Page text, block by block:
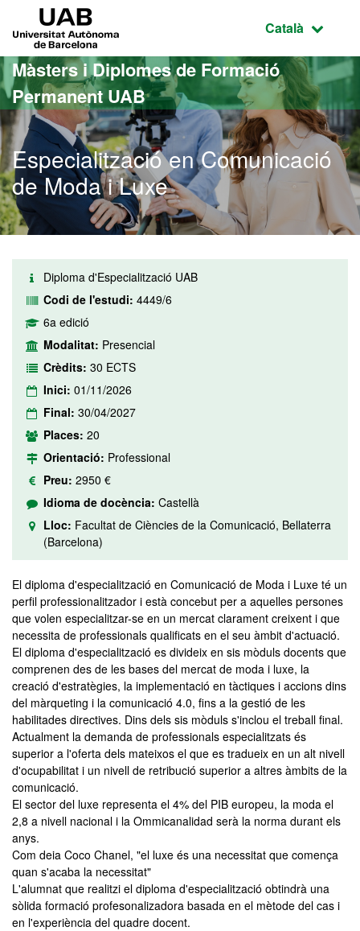
Ves al contingut principal
Ves a la navegació de la pàgina
Idioma
Català
Màsters i Diplomes de Formació
Permanent UAB
Especialització en Comunicació
de Moda i Luxe
Diploma d'Especialització UAB
Codi de l'estudi: 4449/6
6a edició
Modalitat: Presencial
Crèdits: 30 ECTS
Inici: 01/11/2026
Final: 30/04/2027
Places: 20
Orientació: Professional
Preu: 2950 €
Idioma de docència: Castellà
Lloc: Facultat de Ciències de la Comunicació, Bellaterra
(Barcelona)
El diploma d'especialització en Comunicació de Moda i Luxe té un
perfil professionalitzador i està concebut per a aquelles persones
que volen especialitzar-se en un mercat clarament creixent i que
necessita de professionals qualificats en el seu àmbit d'actuació.
El diploma d'especialització es divideix en sis mòduls docents que
comprenen des de les bases del mercat de moda i luxe, la
creació d'estratègies, la implementació en tàctiques i accions dins
del màrqueting i la comunicació 4.0, fins a la gestió de les
habilitades directives. Dins dels sis mòduls s'inclou el treball final.
Actualment la demanda de professionals especialitzats és
superior a l'oferta dels mateixos el que es tradueix en un alt nivell
d'ocupabilitat i un nivell de retribució superior a altres àmbits de la
comunicació.
El sector del luxe representa el 4% del PIB europeu, la moda el
2,8 a nivell nacional i la Ommicanalidad serà la norma durant els
anys.
Com deia Coco Chanel, "el luxe és una necessitat que comença
quan s'acaba la necessitat"
L'alumnat que realitzi el diploma d'especialització obtindrà una
sòlida formació profesonalizadora basada en el mètode del cas i
en l'experiència del quadre docent.